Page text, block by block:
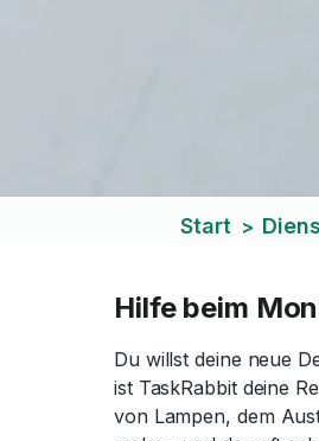
Start >
Hilfe beim
Du willst deine neue
ist TaskRabbit deine
von Lampen, dem